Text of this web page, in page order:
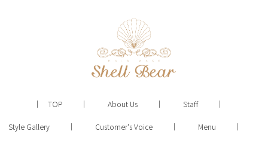
TOP About Us Staff
Style Gallery Customer's Voice Menu